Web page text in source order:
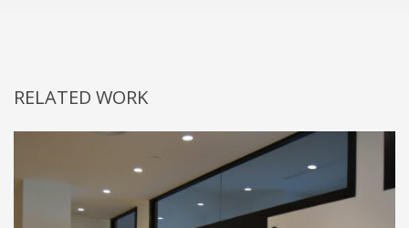
RELATED WORK